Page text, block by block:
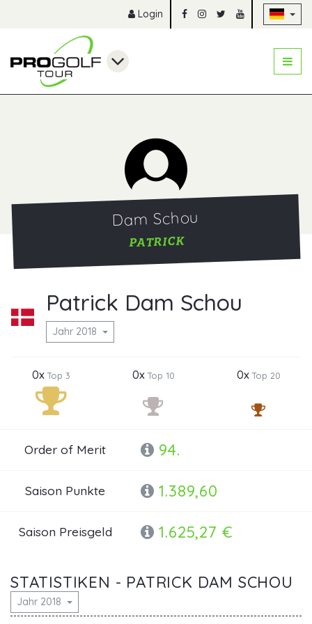
Login
Dam Schou
PATRICK
Patrick Dam Schou
Jahr 2018
0xTop 3 0xTop 10 0xTop 20
Order of Merit 94.
Saison Punkte 1.389,60
Saison Preisgeld 1.625,27 €
STATISTIKEN - PATRICK DAM SCHOU
Jahr 2018